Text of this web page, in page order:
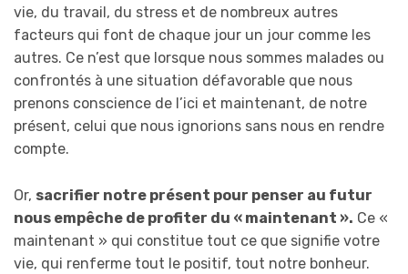
vie, du travail, du stress et de nombreux autres
facteurs qui font de chaque jour un jour comme les
autres. Ce n’est que lorsque nous sommes malades ou
confrontés à une situation défavorable que nous
prenons conscience de l’ici et maintenant, de notre
présent, celui que nous ignorions sans nous en rendre
compte.
Or, sacrifier notre présent pour penser au futur
nous empêche de profiter du « maintenant ». Ce «
maintenant » qui constitue tout ce que signifie votre
vie, qui renferme tout le positif, tout notre bonheur.